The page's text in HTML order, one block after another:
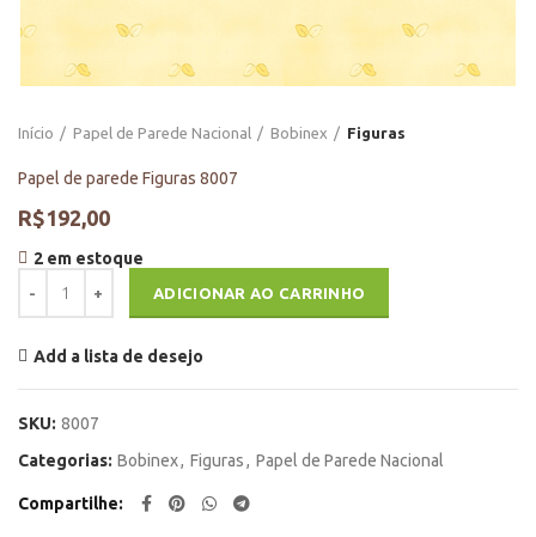
Início Papel de Parede Nacional Bobinex Figuras
Papel de parede Figuras 8007
R$192,00
2 em estoque
ADICIONAR AO CARRINHO
Add a lista de desejo
SKU: 8007
Categorias: Bobinex, Figuras, Papel de Parede Nacional
Compartilhe